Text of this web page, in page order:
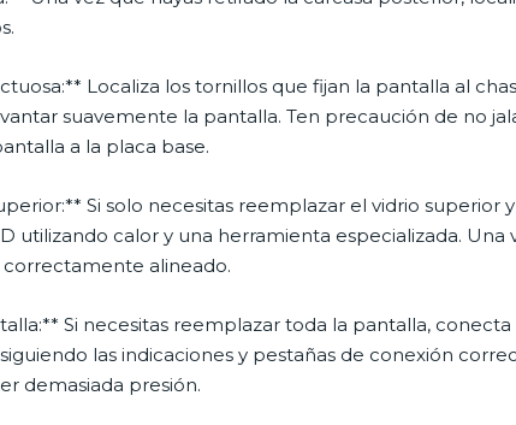
Localiza los tornillos que fijan la pantalla al
suavemente la pantalla. Ten precaución de no
a la placa base.
Si solo necesitas reemplazar el vidrio
utilizando calor y una herramienta especializada.
alineado.
Si necesitas reemplazar toda la pantalla,
las indicaciones y pestañas de conexión
demasiada presión.